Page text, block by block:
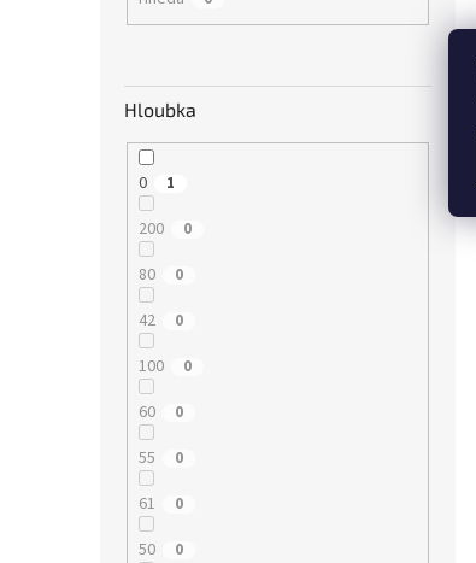
Hloubka
0 1
200 0
80 0
42 0
100 0
60 0
55 0
61 0
50 0